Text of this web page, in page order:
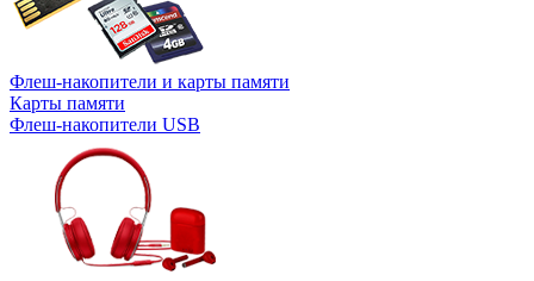
Флеш-накопители и карты памяти
Карты памяти
Флеш-накопители USB